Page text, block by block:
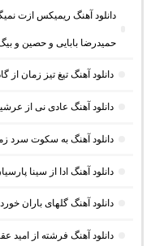
دانلود آهنگ ریمیکس ازت
حمیدرضا بابایی و حصین و
دانلود آهنگ تیغ تیز زمان
دانلود آهنگ عادی نی از
دانلود آهنگ به سکوت سرد
دانلود آهنگ ادا از سینا
دانلود آهنگ گلهای باران
دانلود آهنگ فرشته از امید